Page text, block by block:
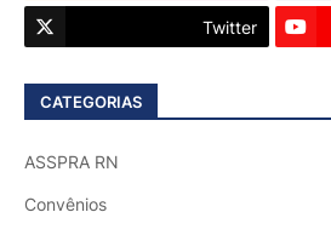
Twitter
CATEGORIAS
ASSPRA RN
Convênios